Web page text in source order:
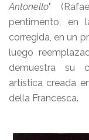
Antonello"
pentimento, en
corregida, en un
luego
demuestra su
artística creada
della Francesca.